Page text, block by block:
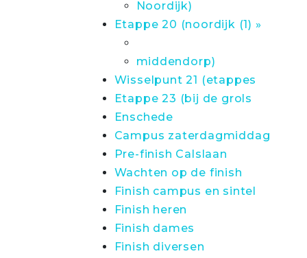
Noordijk)
Etappe 20 (noordijk (1) »
middendorp)
Wisselpunt 21 (etappes
Etappe 23 (bij de grols
Enschede
Campus zaterdagmiddag
Pre-finish Calslaan
Wachten op de finish
Finish campus en sintel
Finish heren
Finish dames
Finish diversen